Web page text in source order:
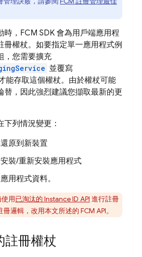
， FCM SDK 會為用戶端應用程
冊權杖。如要指定單一應用程式例
，您需要擴充
並覆寫
能存取這個權杖。由於權杖可能
替，因此強烈建議您擷取最新的更
列情況變更：
原到新裝置
裝/重新安裝應用程式
用程式資料。
用已淘汰的 Instance ID API 進行註冊
邏輯，改用本文所述的 FCM API。
註冊權杖